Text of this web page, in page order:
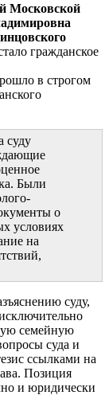
Московской
гражданское
в строгом
суду
Были
о
условиях
на
суду,
семейную
суда и
ссылками на
Позиция
и юридически